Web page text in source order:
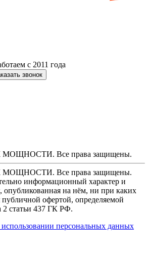
с 2011 года
звонок
Все права защищены.
Все права защищены.
информационный характер и
опубликованная на нём, ни при каких
публичной офертой, определяемой
статьи 437 ГК РФ.
персональных данных